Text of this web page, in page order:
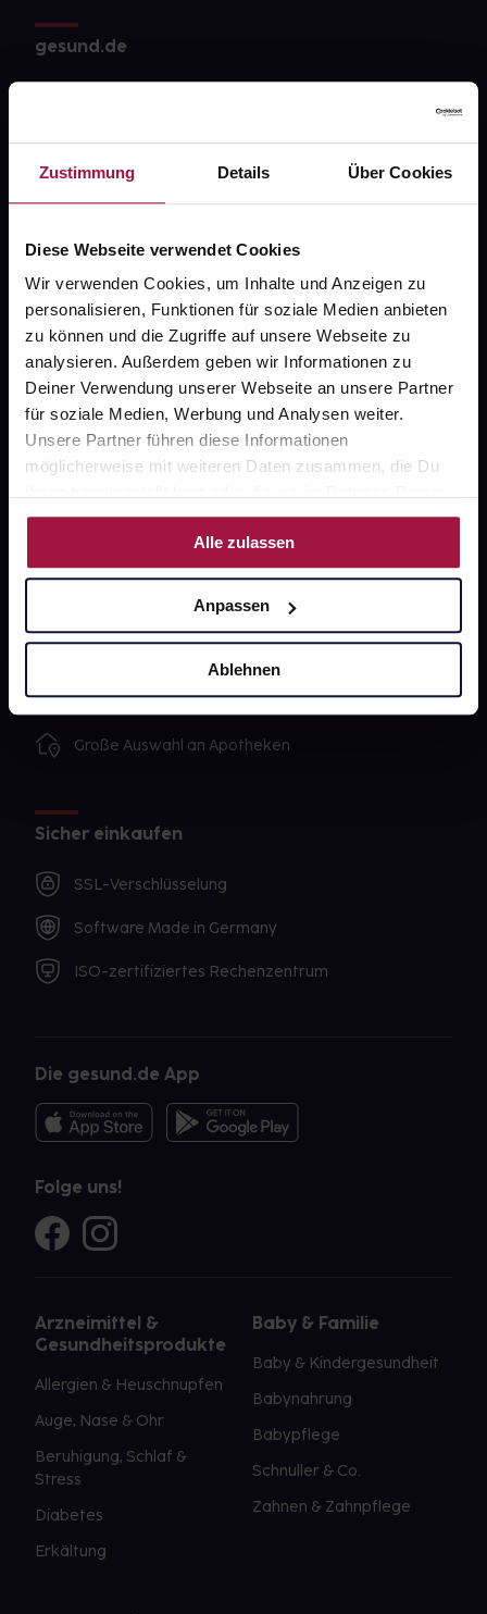
Zustimmung Details Über Cookies
Diese Webseite verwendet Cookies
Wir verwenden Cookies, um Inhalte und Anzeigen zu
personalisieren, Funktionen für soziale Medien anbieten
zu können und die Zugriffe auf unsere Webseite zu
analysieren. Außerdem geben wir Informationen zu
Deiner Verwendung unserer Webseite an unsere Partner
für soziale Medien, Werbung und Analysen weiter.
Unsere Partner führen diese Informationen
möglicherweise mit weiteren Daten zusammen, die Du
Nutzung der Dienste gesammelt haben.
Alle zulassen
Anpassen
Ablehnen
gesund.de
Newsletter
PAYBACK
Sanitätshäuser
Datenschutz
AGB
Impressum
Ausgewählte Wunschprodukte sofort abholbereit
Lieferung für sofort verfügbare Artikel meist am
selben Tag möglich
Freie Wahl der Apotheke
Große Auswahl an Apotheken
Sicher einkaufen
SSL-Verschlüsselung
Software Made in Germany
ISO-zertifiziertes Rechenzentrum
Die gesund.de App
Folge uns!
Arzneimittel &
Gesundheitsprodukte
Allergien & Heuschnupfen
Auge, Nase & Ohr
Beruhigung, Schlaf &
Stress
Diabetes
Erkältung
Baby & Familie
Baby & Kindergesundheit
Babynahrung
Babypflege
Schnuller & Co.
Zahnen & Zahnpflege